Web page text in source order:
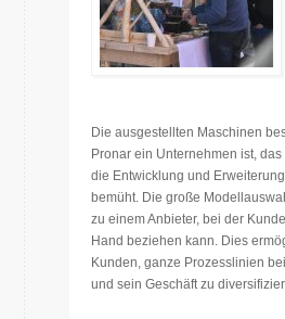
Die ausgestellten Maschinen
Pronar ein Unternehmen ist,
die Entwicklung und
bemüht. Die große
zu einem Anbieter, bei der
Hand beziehen kann. Dies
Kunden, ganze Prozesslinien
und sein Geschäft zu